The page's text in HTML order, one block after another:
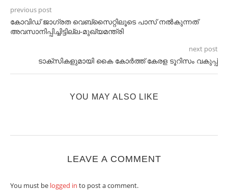
previous post
കോവിഡ് ജാഗ്രത വെബ്‌സൈറ്റിലൂടെ പാസ് നൽകുന്നത്
അവസാനിപ്പിച്ചിട്ടില്ല-മുഖ്യമന്ത്രി
next post
ടാക്സികളുമായി കൈ കോർത്ത് കേരള ടൂറിസം വകുപ്പ്
YOU MAY ALSO LIKE
LEAVE A COMMENT
You must be logged in to post a comment.